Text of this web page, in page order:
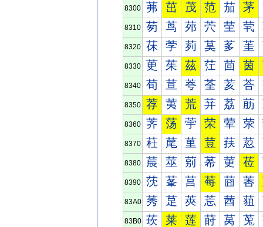
8300 茀 茁 茂 范 茄 茅
8310 茐 茑 茒 茓 茔 茕
8320 茠 茡 茢 茣 茤 茥
8330 茰 茱 茲 茳 茴 茵
8340 荀 荁 荂 荃 荄 荅
8350 荐 荑 荒 荓 荔 荕
8360 荠 荡 荢 荣 荤 荥
8370 荰 荱 荲 荳 荴 荵
8380 莀 莁 莂 莃 莄 莅
8390 莐 莑 莒 莓 莔 莕
83A0 莠 莡 莢 莣 莤 莥
83B0 莰 莱 莲 莳 莴 莵